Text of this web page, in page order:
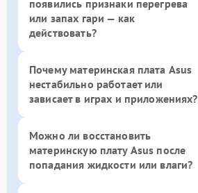
появились признаки перегрева
или запах гари — как
действовать?
Почему материнская плата Asus
нестабильно работает или
зависает в играх и приложениях?
Можно ли восстановить
материнскую плату Asus после
попадания жидкости или влаги?